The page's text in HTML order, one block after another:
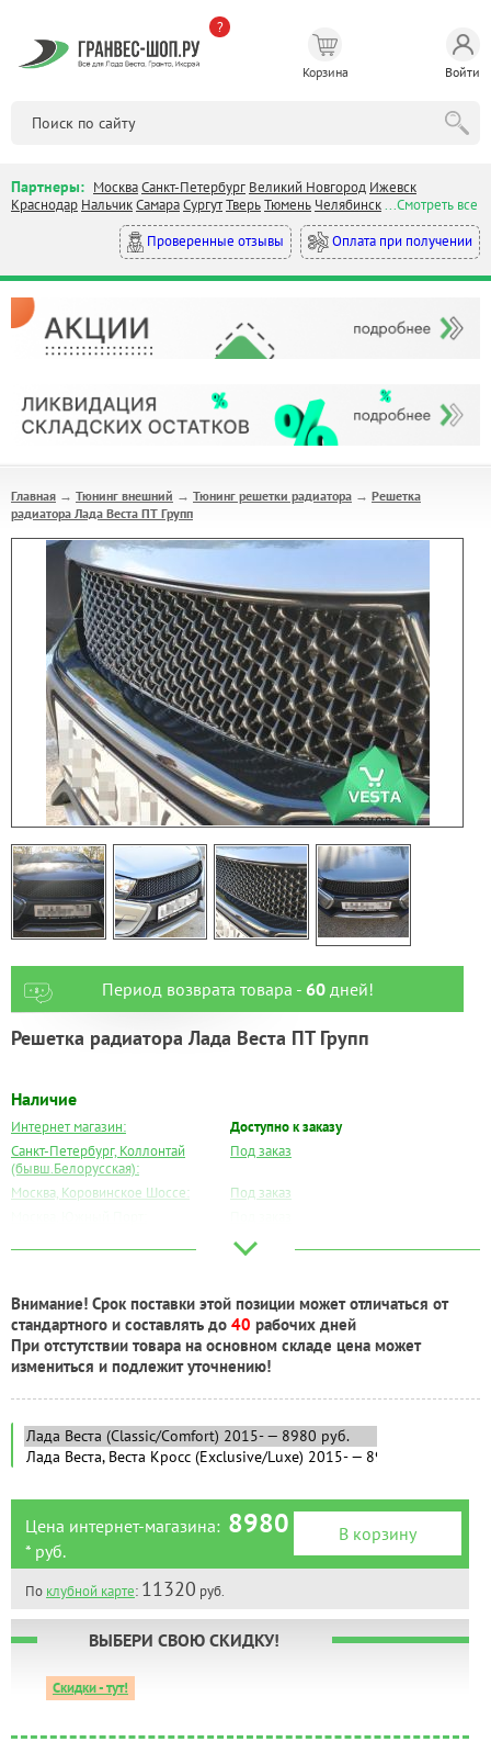
?
Корзина Войти
Партнеры: МоскваСанкт-Петербург Великий Новгород Ижевск
Краснодар НальчикСамараСургутТверьТюмень Челябинск...Смотреть все
Проверенные отзывы
Оплата при получении
Главная → Тюнинг внешний → Тюнинг решетки радиатора → Решетка
радиатора Лада Веста ПТ Групп
Период возврата товара - 60дней!
Решетка радиатора Лада Веста ПТ Групп
Наличие
Интернет магазин:
Доступно к заказу
Санкт-Петербург, Коллонтай
(бывш.Белорусская):
Под заказ
Москва, Коровинское Шоссе:
Под заказ
Под заказ
Самара:
Под заказ
Тверь:
Под заказ
Тюмень:
Под заказ
Внимание! Срок поставки этой позиции может отличаться от
стандартного и составлять до 40 рабочих дней
При отстутствии товара на основном складе цена может
измениться и подлежит уточнению!
Цена интернет-магазина: 8980
* руб.
В корзину
По клубной карте: 11320 руб.
ВЫБЕРИ СВОЮ СКИДКУ!
Скидки - тут!